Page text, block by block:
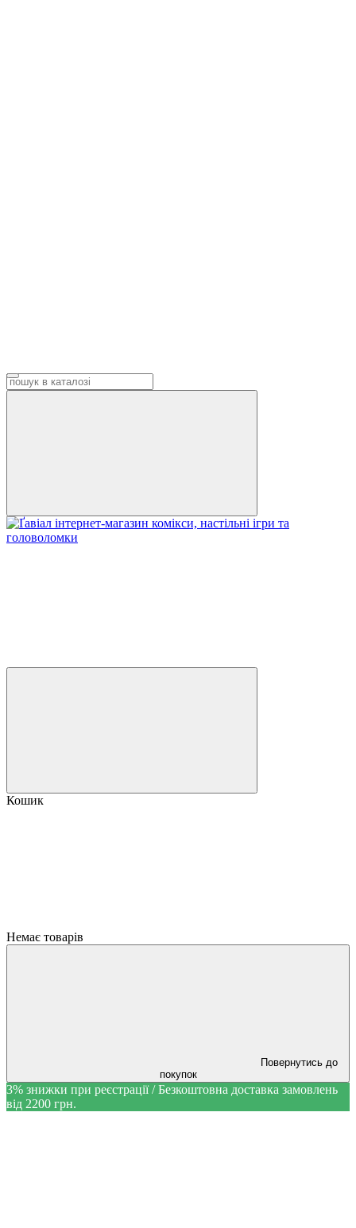
Кошик
Немає товарів
Повернутись до
покупок
3% знижки при реєстрації / Безкоштовна доставка замовлень
від 2200 грн.